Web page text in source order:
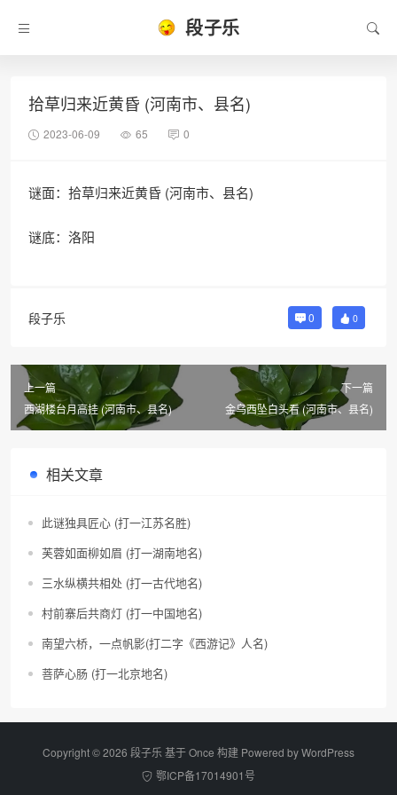
段子乐
拾草归来近黄昏 (河南市、县名)
2023-06-09 65 0
谜面：拾草归来近黄昏 (河南市、县名)
谜底：洛阳
段子乐 0 0
上一篇
西湖楼台月高挂 (河南市、县名)
下一篇
金乌西坠白头看 (河南市、县名)
相关文章
此谜独具匠心 (打一江苏名胜)
芙蓉如面柳如眉 (打一湖南地名)
三水纵横共相处 (打一古代地名)
村前寨后共商灯 (打一中国地名)
南望六桥，一点帆影(打二字《西游记》人名)
菩萨心肠 (打一北京地名)
Copyright © 2026 段子乐 基于 Once 构建 Powered byWordPress
鄂ICP备17014901号